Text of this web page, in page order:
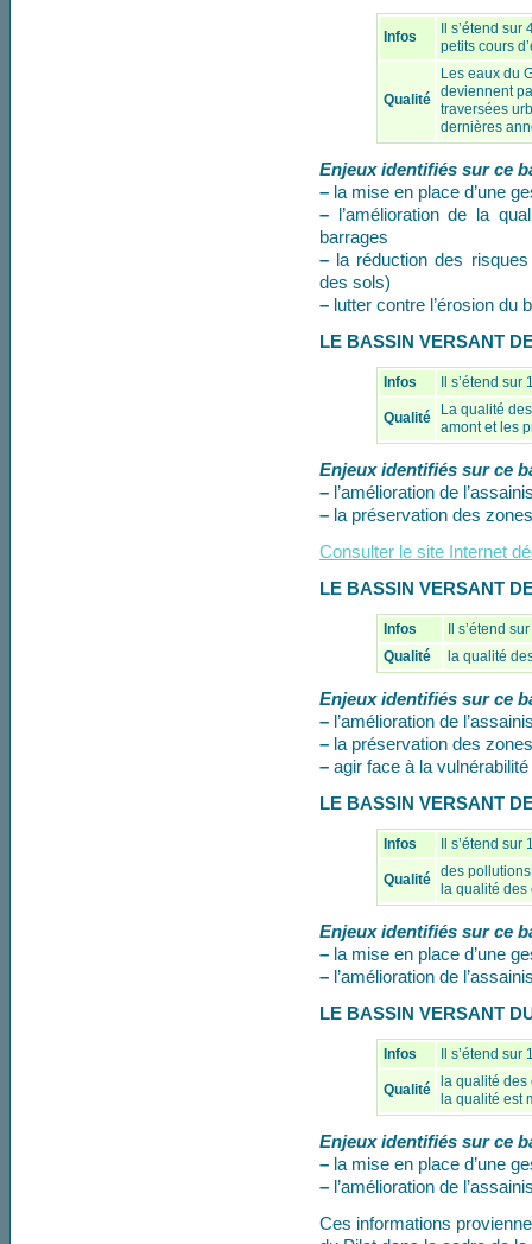
Infos
Il s’étend sur
petits cours
Qualité
Les eaux du
deviennent
traversées
dernières
Enjeux identifiés sur ce
– la mise en place d’une
– l’amélioration de la
barrages
– la réduction des risques
des sols)
– lutter contre l’érosion du
LE BASSIN VERSANT
Infos Il s’étend sur
Qualité
La qualité
amont et les
Enjeux identifiés sur ce
– l’amélioration de
– la préservation des
Consulter le site Internet
LE BASSIN VERSANT
Infos
Il s’étend
Qualité
la qualité
Enjeux identifiés sur ce
– l’amélioration de
– la préservation des
– agir face à la
LE BASSIN VERSANT
Infos Il s’étend sur
Qualité des
la qualité
Enjeux identifiés sur ce
– la mise en place d’une
– l’amélioration de
LE BASSIN VERSANT
Infos Il s’étend sur
Qualité
la qualité
la qualité est
Enjeux identifiés sur ce
– la mise en place d’une
– l’amélioration de
Ces informations